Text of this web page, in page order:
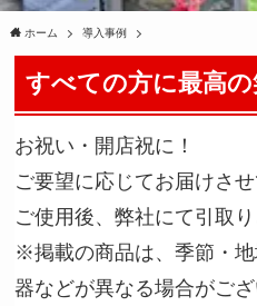
ホーム 導入事例
すべての方に最高の
お祝い・開店祝に！
ご要望に応じてお届けさ
ご使用後、弊社にて引取り
※掲載の商品は、季節・
器などが異なる場合がご